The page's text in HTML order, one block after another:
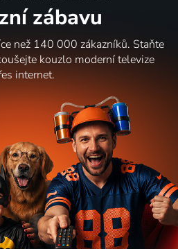
zábavu
než 140 000 zákazníků. Staňte
kouzlo moderní televize
internet.